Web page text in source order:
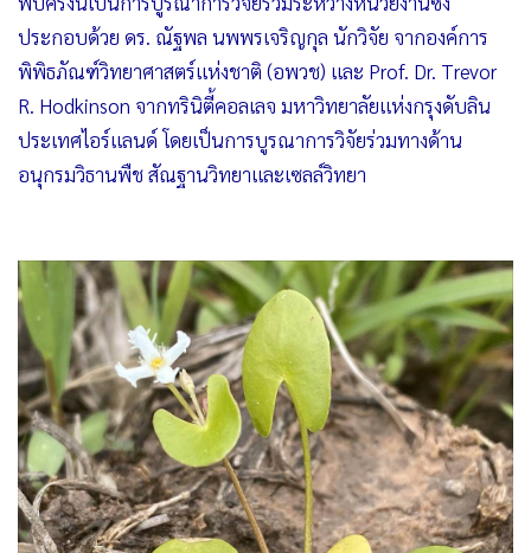
ประกอบด้วย ดร. ณัฐพล นพพรเจริญกุล นักวิจัย จากองค์การ
พิพิธภัณฑ์วิทยาศาสตร์แห่งชาติ (อพวช) และ Prof. Dr. Trevor
R. Hodkinson จากทรินิตี้คอลเลจ มหาวิทยาลัยแห่งกรุงดับลิน
ประเทศไอร์แลนด์ โดยเป็นการบูรณาการวิจัยร่วมทางด้าน
อนุกรมวิธานพืช สัณฐานวิทยาและเซลล์วิทยา